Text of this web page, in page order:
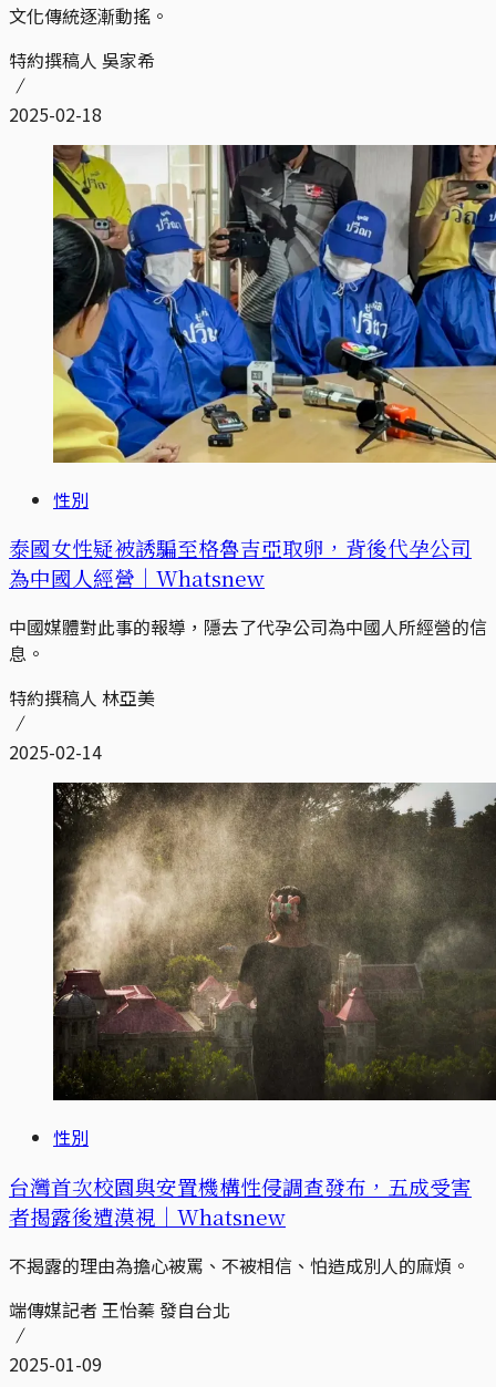
文化傳統逐漸動搖。
特約撰稿人 吳家希
2025-02-18
性別
泰國女性疑被誘騙至格魯吉亞取卵，背後代孕公司
為中國人經營｜Whatsnew
中國媒體對此事的報導，隱去了代孕公司為中國人所經營的信
息。
特約撰稿人 林亞美
2025-02-14
性別
台灣首次校園與安置機構性侵調查發布，五成受害
者揭露後遭漠視｜Whatsnew
不揭露的理由為擔心被罵、不被相信、怕造成別人的麻煩。
端傳媒記者 王怡蓁 發自台北
2025-01-09